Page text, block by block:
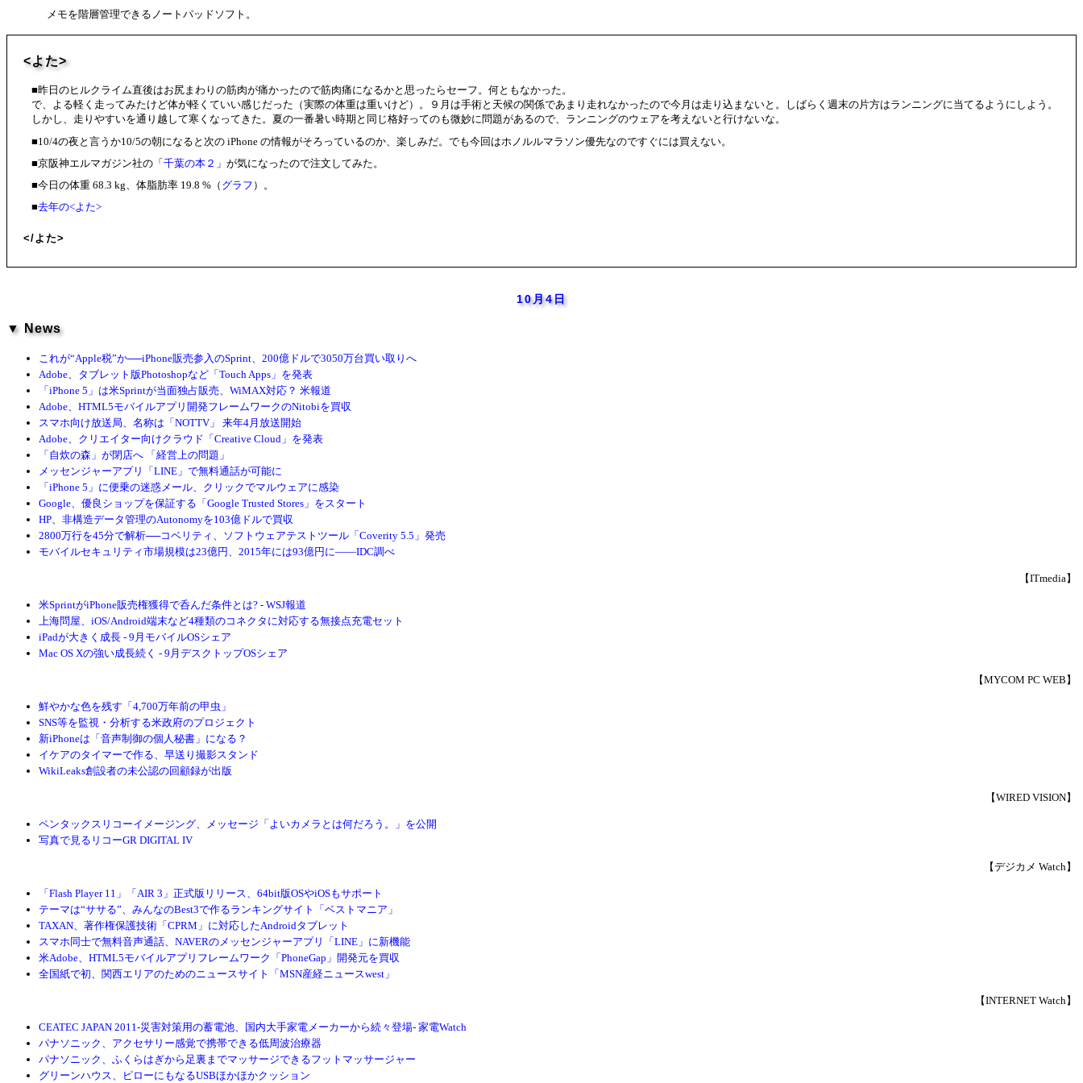
メモを階層管理できるノートパッドソフト。
<よた>
■昨日のヒルクライム直後はお尻まわりの筋肉が痛かったので筋肉痛になるかと思ったらセーフ。何ともなかった。
で、よる軽く走ってみたけど体が軽くていい感じだった（実際の体重は重いけど）。９月は手術と天候の関係であまり走れなかったので今月は走り込まないと。しばらく週末の片方はランニングに当てるようにしよう。
しかし、走りやすいを通り越して寒くなってきた。夏の一番暑い時期と同じ格好ってのも微妙に問題があるので、ランニングのウェアを考えないと行けないな。
■10/4の夜と言うか10/5の朝になると次の iPhone の情報がそろっているのか、楽しみだ。でも今回はホノルルマラソン優先なのですぐには買えない。
■京阪神エルマガジン社の「千葉の本２ 」が気になったので注文してみた。
■今日の体重 68.3 kg、体脂肪率 19.8 %（ グラフ ）。
■去年の<よた>
</よた>
10月4日
▼ News
これが“Apple税”か──iPhone販売参入のSprint、200億ドルで3050万台買い取りへ
Adobe、タブレット版Photoshopなど「Touch Apps」を発表
「iPhone 5」は米Sprintが当面独占販売、WiMAX対応？ 米報道
Adobe、HTML5モバイルアプリ開発フレームワークのNitobiを買収
スマホ向け放送局、名称は「NOTTV」 来年4月放送開始
Adobe、クリエイター向けクラウド「Creative Cloud」を発表
「自炊の森」が閉店へ 「経営上の問題」
メッセンジャーアプリ「LINE」で無料通話が可能に
「iPhone 5」に便乗の迷惑メール、クリックでマルウェアに感染
Google、優良ショップを保証する「Google Trusted Stores」をスタート
HP、非構造データ管理のAutonomyを103億ドルで買収
2800万行を45分で解析──コベリティ、ソフトウェアテストツール「Coverity 5.5」発売
モバイルセキュリティ市場規模は23億円、2015年には93億円に――IDC調べ
【ITmedia】
米SprintがiPhone販売権獲得で呑んだ条件とは? - WSJ報道
上海問屋、iOS/Android端末など4種類のコネクタに対応する無接点充電セット
iPadが大きく成長 - 9月モバイルOSシェア
Mac OS Xの強い成長続く - 9月デスクトップOSシェア
【MYCOM PC WEB】
鮮やかな色を残す「4,700万年前の甲虫」
SNS等を監視・分析する米政府のプロジェクト
新iPhoneは「音声制御の個人秘書」になる？
イケアのタイマーで作る、早送り撮影スタンド
WikiLeaks創設者の未公認の回顧録が出版
【WIRED VISION】
ペンタックスリコーイメージング、メッセージ「よいカメラとは何だろう。」を公開
写真で見るリコーGR DIGITAL IV
【デジカメ Watch】
「Flash Player 11」「AIR 3」正式版リリース、64bit版OSやiOSもサポート
テーマは“ササる”、みんなのBest3で作るランキングサイト「ベストマニア」
TAXAN、著作権保護技術「CPRM」に対応したAndroidタブレット
スマホ同士で無料音声通話、NAVERのメッセンジャーアプリ「LINE」に新機能
米Adobe、HTML5モバイルアプリフレームワーク「PhoneGap」開発元を買収
全国紙で初、関西エリアのためのニュースサイト「MSN産経ニュースwest」
【INTERNET Watch】
CEATEC JAPAN 2011-災害対策用の蓄電池、国内大手家電メーカーから続々登場- 家電Watch
パナソニック、アクセサリー感覚で携帯できる低周波治療器
パナソニック、ふくらはぎから足裏までマッサージできるフットマッサージャー
グリーンハウス、ピローにもなるUSBほかほかクッション